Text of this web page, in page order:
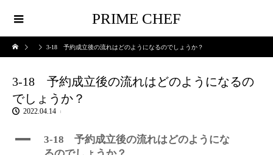
PRIME CHEF
3-18 予約成立後の流れはどのようになるのでしょうか？
3-18 予約成立後の流れはどのようになるの
でしょうか？
2022.04.14
A
3-18 予約成立後の流れはどのようにな